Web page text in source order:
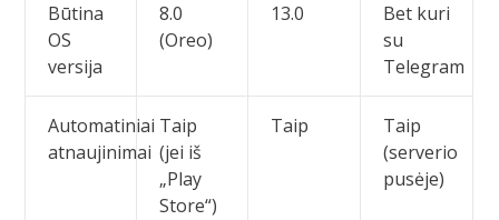
Būtina
OS
versija
8.0
(Oreo)
13.0
Bet kuri
su
Telegram
Automatiniai
atnaujinimai
Taip
(jei iš
„Play
Store“)
Taip
Taip
(serverio
pusėje)